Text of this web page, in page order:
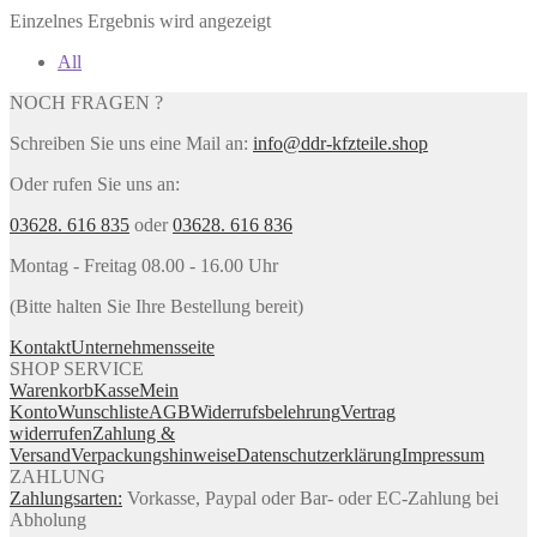
Einzelnes Ergebnis wird angezeigt
All
NOCH FRAGEN ?
Schreiben Sie uns eine Mail an: info@ddr-kfzteile.shop
Oder rufen Sie uns an:
03628. 616 835 oder03628. 616 836
Montag - Freitag 08.00 - 16.00 Uhr
(Bitte halten Sie Ihre Bestellung bereit)
KontaktUnternehmensseite
SHOP SERVICE
WarenkorbKasseMein
KontoWunschlisteAGBWiderrufsbelehrungVertrag
widerrufenZahlung &
VersandVerpackungshinweiseDatenschutzerklärungImpressum
ZAHLUNG
Zahlungsarten: Vorkasse, Paypal oder Bar- oder EC-Zahlung bei
Abholung